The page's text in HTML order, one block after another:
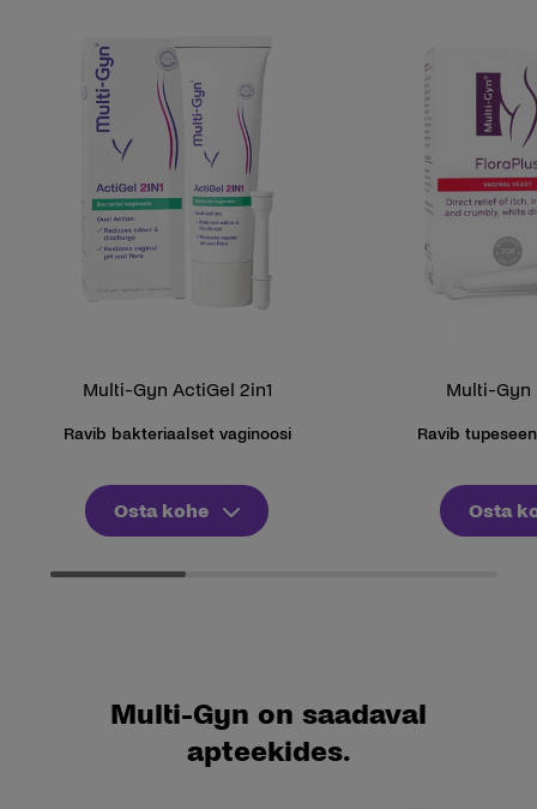
Multi-Gyn ActiGel 2in1
Ravib bakteriaalset vaginoosi
Osta kohe
Multi-Gyn
Ravib
Osta
Multi-Gyn on saadaval
apteekides.